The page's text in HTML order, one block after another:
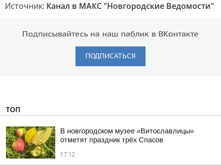
Источник: Канал в МАКС "Новгородские Ведомости"
Подписывайтесь на наш паблик в ВКонтакте
ПОДПИСАТЬСЯ
ТОП
В новгородском музее «Витославлицы»
отметят праздник трёх Спасов
17:12